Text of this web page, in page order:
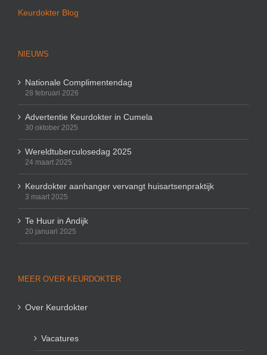
Keurdokter Blog
NIEUWS
Nationale Complimentendag
28 februari 2026
Advertentie Keurdokter in Cumela
30 oktober 2025
Wereldtuberculosedag 2025
24 maart 2025
Keurdokter aanhanger vervangt huisartsenpraktijk
3 maart 2025
Te Huur in Andijk
20 januari 2025
MEER OVER KEURDOKTER
Over Keurdokter
Vacatures